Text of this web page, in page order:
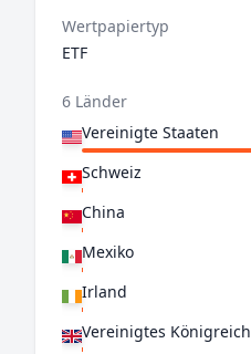
Wertpapiertyp
ETF
6 Länder
Vereinigte Staaten
Schweiz
China
Mexiko
Irland
Vereinigtes Königreich